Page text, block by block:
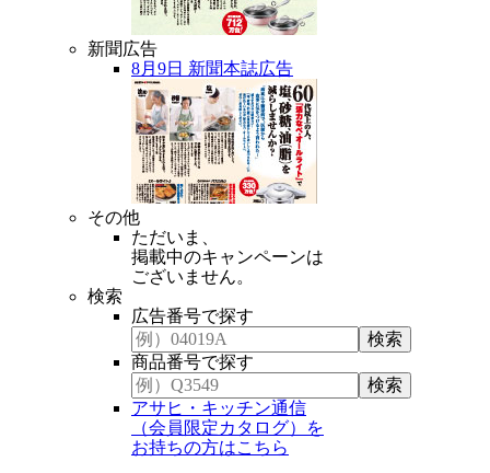
新聞広告
8月9日 新聞本誌広告
その他
ただいま、
掲載中のキャンペーンは
ございません。
検索
広告番号で探す
商品番号で探す
アサヒ・キッチン通信
（会員限定カタログ）を
お持ちの方はこちら